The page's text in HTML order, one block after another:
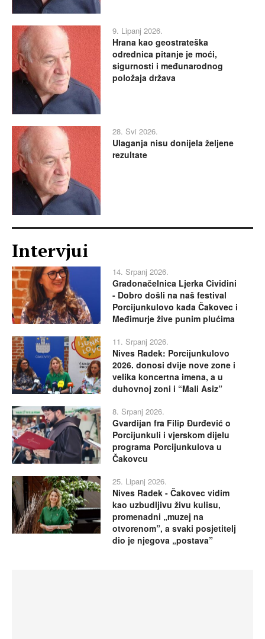
9. Lipanj 2026.
Hrana kao geostrateška
odrednica pitanje je moći,
sigurnosti i međunarodnog
položaja država
28. Svi 2026.
Ulaganja nisu donijela željene
rezultate
Intervjui
14. Srpanj 2026.
Gradonačelnica Ljerka Cividini
- Dobro došli na naš festival
Porcijunkulovo kada Čakovec i
Međimurje žive punim plućima
11. Srpanj 2026.
Nives Radek: Porcijunkulovo
2026. donosi dvije nove zone i
velika koncertna imena, a u
duhovnoj zoni i “Mali Asiz”
8. Srpanj 2026.
Gvardijan fra Filip Đurđević o
Porcijunkuli i vjerskom dijelu
programa Porcijunkulova u
Čakovcu
25. Lipanj 2026.
Nives Radek - Čakovec vidim
kao uzbudljivu živu kulisu,
promenadni „muzej na
otvorenom”, a svaki posjetitelj
dio je njegova „postava”